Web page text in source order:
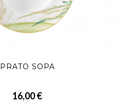
PRATO SOPA
16,00 €